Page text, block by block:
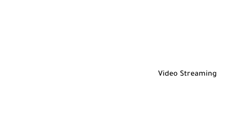
Video Streaming